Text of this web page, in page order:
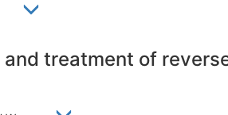
and treatment of